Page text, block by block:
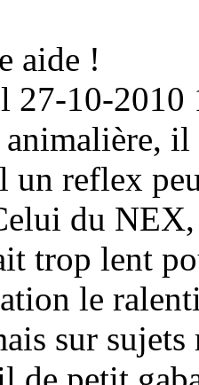
aide !
27-10-2010
il
un reflex
du
trop lent
le
sur